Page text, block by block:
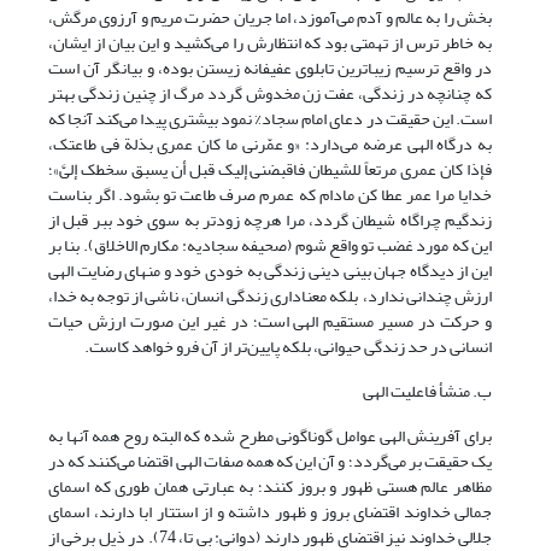
بخش را به عالم و آدم می‌آموزد، اما جریان حضرت مریم و آرزوی مرگش،
به خاطر ترس از تهمتی بود که انتظارش را می‌کشید و این بیان از ایشان،
در واقع ترسیم زیباترین تابلوی عفیفانه زیستن بوده، و بیانگر آن است
که چنانچه در زندگی، عفت زن مخدوش گردد مرگ از چنین زندگی بهتر
است. این حقیقت در دعای امام سجاد% نمود بیشتری پیدا می‌کند آنجا که
به درگاه الهی عرضه می‌دارد: «و عمّرنی ما کان عمری بذلة فی طاعتک،
فإذا کان عمری مرتعاً للشیطان فاقبضنی‏ إلیک قبل أن یسبق سخطک إلیَّ»؛
خدایا مرا عمر عطا کن مادام که عمرم صرف طاعت تو بشود. اگر بناست
زندگیم چراگاه شیطان گردد، مرا هرچه زودتر به سوى خود ببر قبل از
این که مورد غضب تو واقع شوم (صحیفه سجادیه: مکارم الاخلاق). بنا بر
این از دیدگاه جهان بینی دینی زندگی به خودی خود و منهای رضایت الهی
ارزش چندانی ندارد، بلکه معناداری زندگی انسان، ناشی از توجه به خدا،
و حرکت در مسیر مستقیم الهی است؛ در غیر این صورت ارزش حیات
انسانی در حد زندگی حیوانی، بلکه پایین‌تر از آن فرو خواهد کاست.
ب. منشأ فاعلیت الهی
برای آفرینش الهی عوامل گوناگونی مطرح شده که البته روح همه آنها به
یک حقیقت بر می‌گردد؛ و آن این که همه صفات الهی اقتضا می‌کنند که در
مظاهر عالم هستی ظهور و بروز کنند؛ به عبارتی همان طوری که اسمای
جمالی خداوند اقتضای بروز و ظهور داشته و از استتار ابا دارند، اسمای
جلالی خداوند نیز اقتضای ظهور دارند (دوانی: بی تا، 74). در ذیل برخی از